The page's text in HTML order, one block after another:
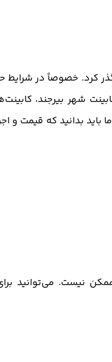
کرد. خصوصاً در
شهر بیرجند،
باید بدانید که قیمت و
نیست. می‌توانید